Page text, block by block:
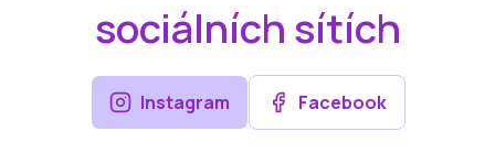
sociálních sítích
Instagram Facebook